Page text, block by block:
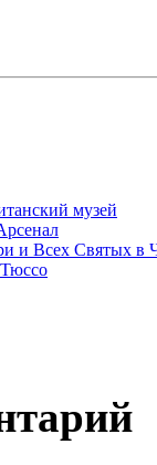
музей
и Всех Святых в